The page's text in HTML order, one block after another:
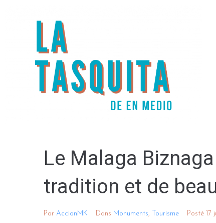
Le Malaga
tradition et de
Par AccionMK Dans Monuments, Tourisme Posté 17